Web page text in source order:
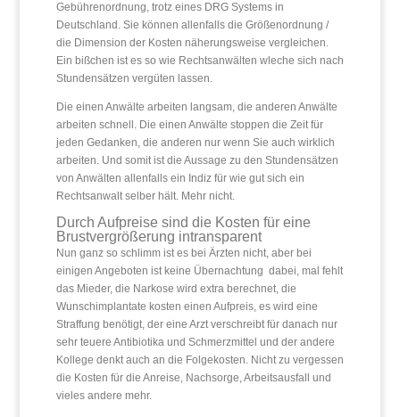
Gebührenordnung, trotz eines DRG Systems in
Deutschland. Sie können allenfalls die Größenordnung /
die Dimension der Kosten näherungsweise vergleichen.
Ein bißchen ist es so wie Rechtsanwälten wleche sich nach
Stundensätzen vergüten lassen.
Die einen Anwälte arbeiten langsam, die anderen Anwälte
arbeiten schnell. Die einen Anwälte stoppen die Zeit für
jeden Gedanken, die anderen nur wenn Sie auch wirklich
arbeiten. Und somit ist die Aussage zu den Stundensätzen
von Anwälten allenfalls ein Indiz für wie gut sich ein
Rechtsanwalt selber hält. Mehr nicht.
Durch Aufpreise sind die Kosten für eine
Brustvergrößerung intransparent
Nun ganz so schlimm ist es bei Ärzten nicht, aber bei
einigen Angeboten ist keine Übernachtung dabei, mal fehlt
das Mieder, die Narkose wird extra berechnet, die
Wunschimplantate kosten einen Aufpreis, es wird eine
Straffung benötigt, der eine Arzt verschreibt für danach nur
sehr teuere Antibiotika und Schmerzmittel und der andere
Kollege denkt auch an die Folgekosten. Nicht zu vergessen
die Kosten für die Anreise, Nachsorge, Arbeitsausfall und
vieles andere mehr.